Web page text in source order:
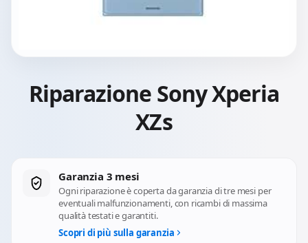
Riparazione Sony Xperia
XZs
Garanzia 3 mesi
Ogni riparazione è coperta da garanzia di tre mesi per
eventuali malfunzionamenti, con ricambi di massima
qualità testati e garantiti.
Scopri di più sulla garanzia